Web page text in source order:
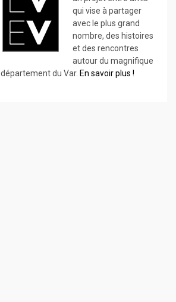
qui vise à partager
avec le plus grand
nombre, des histoires
et des rencontres
autour du magnifique
département du Var. En savoir plus !